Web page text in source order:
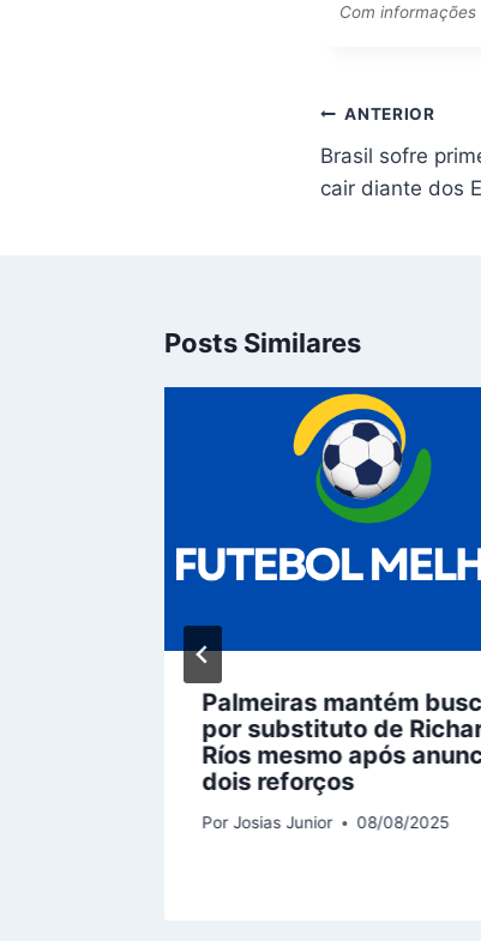
Com informações
Navegação
de
Post
ANTERIOR
Brasil sofre
cair diante dos
Posts Similares
Palmeiras mantém
por substituto de
Ríos mesmo após
dois reforços
PorJosias Junior 08/08/2025